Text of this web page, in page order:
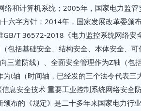
和计算机系统；2005年，国家电力监管
六字方针；2014年，国家发展改革委颁
T 36572-2018《电力监控系统网络安
包括基础安全、结构安全、本体安全、
三道防线）、全面安全管理作为Z轴（包
t轴（时间轴，已经发的三个法令代表三
息安全技术 重要工业控制系统网络安全
布的《规定》是二十多年来国家电力行